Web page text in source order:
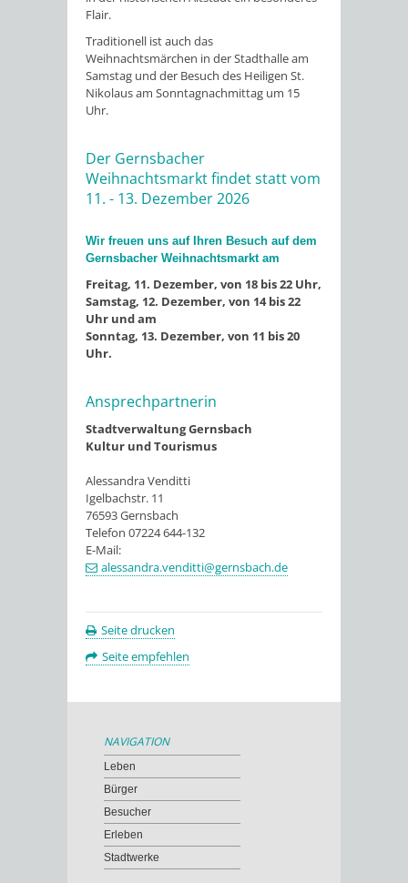
Flair.
Traditionell ist auch das
Weihnachtsmärchen in der Stadthalle am
Samstag und der Besuch des Heiligen St.
Nikolaus am Sonntagnachmittag um 15
Uhr.
Der Gernsbacher
Weihnachtsmarkt findet statt vom
11. - 13. Dezember 2026
Wir freuen uns auf Ihren Besuch auf dem
Gernsbacher Weihnachtsmarkt am
Freitag, 11. Dezember, von 18 bis 22 Uhr,
Samstag, 12. Dezember, von 14 bis 22
Uhr und am
Sonntag, 13. Dezember, von 11 bis 20
Uhr.
Ansprechpartnerin
Stadtverwaltung Gernsbach
Kultur und Tourismus
Alessandra Venditti
Igelbachstr. 11
76593 Gernsbach
Telefon 07224 644-132
E-Mail:
alessandra.venditti@gernsbach.de
Seite drucken
Seite empfehlen
NAVIGATION
Leben
Bürger
Besucher
Erleben
Stadtwerke